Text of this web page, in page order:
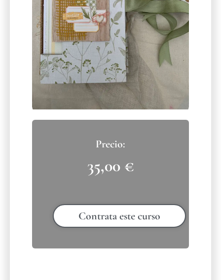
35,00 €
Contrata este curso